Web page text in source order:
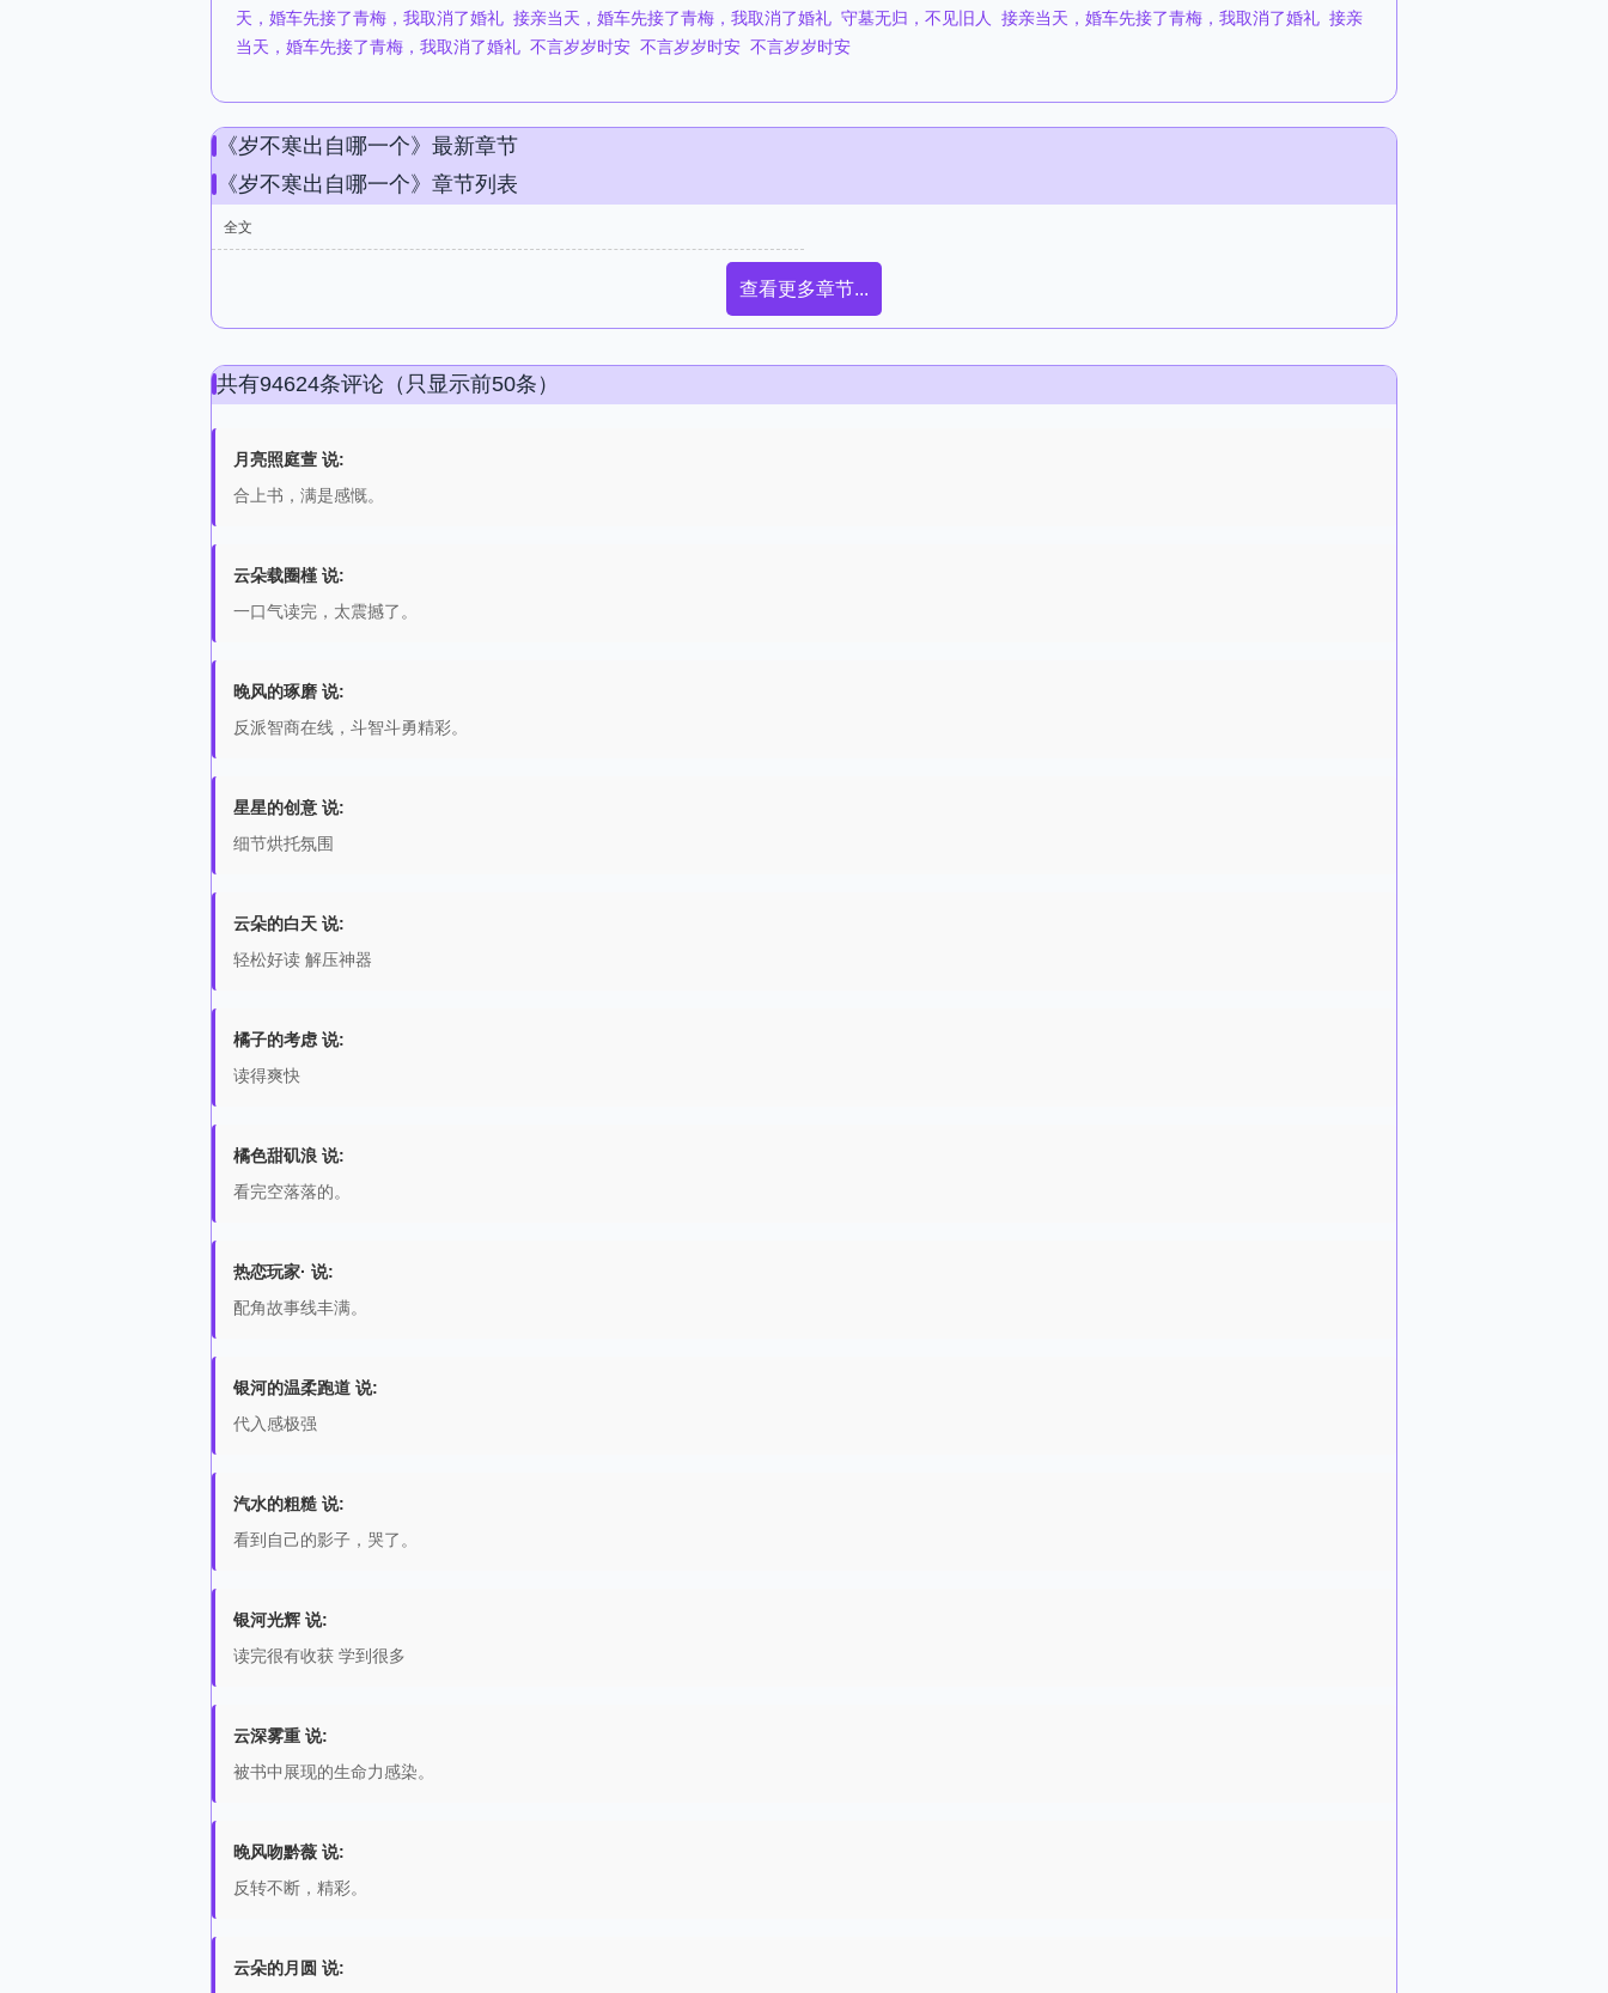
天，婚车先接了青梅，我取消了婚礼 接亲当天，婚车先接了青梅，我取消了婚礼 守墓无归，不见旧人 接亲当天，婚车先接了青梅，我取消了婚礼 接亲
当天，婚车先接了青梅，我取消了婚礼 不言岁岁时安 不言岁岁时安 不言岁岁时安
《岁不寒出自哪一个》最新章节
《岁不寒出自哪一个》章节列表
全文
查看更多章节...
共有94624条评论（只显示前50条）
月亮照庭萱 说:
合上书，满是感慨。
云朵载圈槿 说:
一口气读完，太震撼了。
晚风的琢磨 说:
反派智商在线，斗智斗勇精彩。
星星的创意 说:
细节烘托氛围
云朵的白天 说:
轻松好读 解压神器
橘子的考虑 说:
读得爽快
橘色甜矶浪 说:
看完空落落的。
热恋玩家· 说:
配角故事线丰满。
银河的温柔跑道 说:
代入感极强
汽水的粗糙 说:
看到自己的影子，哭了。
银河光辉 说:
读完很有收获 学到很多
云深雾重 说:
被书中展现的生命力感染。
晚风吻黔薇 说:
反转不断，精彩。
云朵的月圆 说: